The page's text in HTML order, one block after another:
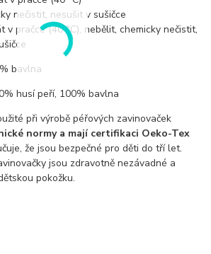
nečistit, nesušit v sušičce
v pračce (40 °C), nebělit, chemicky nečistit,
bavlna
husí peří, 100% bavlna
při výrobě péřových zavinovaček
normy a mají certifikaci Oeko-Tex
že jsou bezpečné pro děti do tří let.
jsou zdravotně nezávadné a
pokožku.